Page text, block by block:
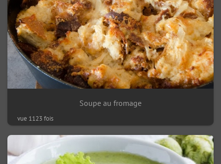
Soupe au fromage
vue 1123 fois